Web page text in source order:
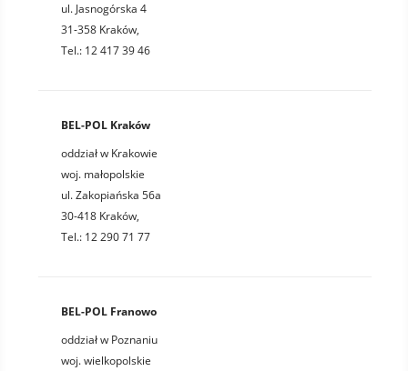
ul. Jasnogórska 4
31-358 Kraków,
Tel.: 12 417 39 46
BEL-POL Kraków
oddział w Krakowie
woj. małopolskie
ul. Zakopiańska 56a
30-418 Kraków,
Tel.: 12 290 71 77
BEL-POL Franowo
oddział w Poznaniu
woj. wielkopolskie